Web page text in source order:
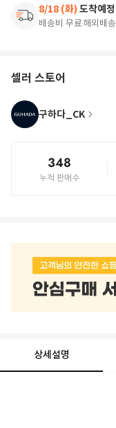
8/18 (화) 도착예정
배송비 무료해외배송
셀러 스토어
구하다_CK
348
누적 판매수
상세설명